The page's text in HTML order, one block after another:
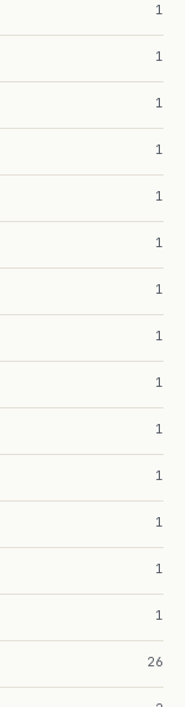
1
1
1
1
1
1
1
1
1
1
1
1
1
1
26